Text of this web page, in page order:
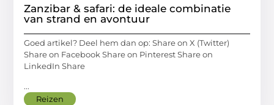
Zanzibar & safari: de ideale combinatie
van strand en avontuur
Goed artikel? Deel hem dan op: Share on X (Twitter)
Share on Facebook Share on Pinterest Share on
LinkedIn Share
...
Reizen